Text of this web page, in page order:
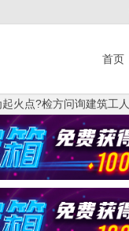
首页
火点?检方问询建筑工人